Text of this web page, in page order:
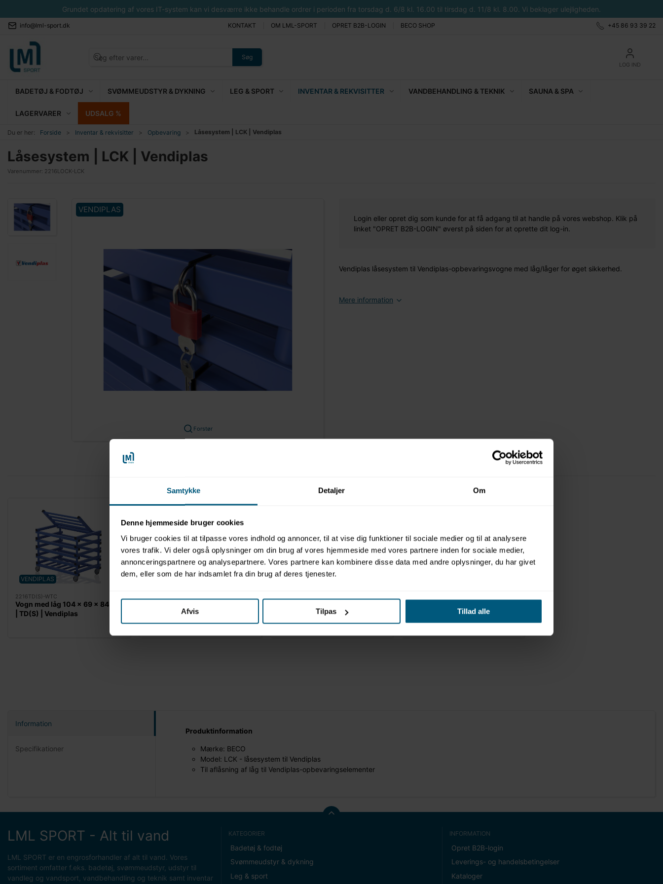
Samtykke Detaljer Om
Denne hjemmeside bruger cookies
Vi bruger cookies til at tilpasse vores indhold og annoncer, til at vise dig funktioner til sociale medier og til at analysere
vores trafik. Vi deler også oplysninger om din brug af vores hjemmeside med vores partnere inden for sociale medier,
annonceringspartnere og analysepartnere. Vores partnere kan kombinere disse data med andre oplysninger, du har givet
dem, eller som de har indsamlet fra din brug af deres tjenester.
Afvis Tilpas Tillad alle
Grundet opdatering af vores IT-system kan vi desværre ikke behandle ordrer i perioden fra torsdag d. 6/8 kl. 16.00 til tirsdag d. 11/8 kl. 8.00. Vi beklager ulejligheden.
info@lml-sport.dk KONTAKT OM LML-SPORT OPRET B2B-LOGIN BECO SHOP +45 86 93 39 22
Søg
LOG IND
BADETØJ & FODTØJ SVØMMEUDSTYR & DYKNING LEG & SPORT INVENTAR & REKVISITTER VANDBEHANDLING & TEKNIK SAUNA & SPA
LAGERVARER UDSALG %
Du er her: Forside Inventar & rekvisitter Opbevaring Låsesystem | LCK | Vendiplas
Låsesystem | LCK | Vendiplas
Varenummer: 2216LOCK-LCK
VENDIPLAS
Forstør
Login eller opret dig som kunde for at få adgang til at handle på vores webshop. Klik på
linket "OPRET B2B-LOGIN" øverst på siden for at oprette dit log-in.
Vendiplas låsesystem til Vendiplas-opbevaringsvogne med låg/låger for øget sikkerhed.
Mere information
VENDIPLAS
2216TD(S)-WTC
Vogn med låg 104 x 69 x 84 cm
| TD(S) | Vendiplas
VENDIPLAS BESTSELLER
| T(S) | Vendiplas
VENDIPLAS
| T(S)2000 | Vendiplas
190 x 70 x 84 cm |
T(S)2000DIV | Vendiplas
Information
Specifikationer
Produktinformation
Mærke: BECO
Model: LCK - låsesystem til Vendiplas
Til aflåsning af låg til Vendiplas-opbevaringselementer
LML SPORT - Alt til vand
LML SPORT er en engrosforhandler af alt til vand. Vores
sortiment omfatter f.eks. badetøj, svømmeudstyr, udstyr til
vandleg og vandsport, vandbehandling og teknik samt inventar
KATEGORIER
Badetøj & fodtøj
Svømmeudstyr & dykning
Leg & sport
INFORMATION
Opret B2B-login
Leverings- og handelsbetingelser
Kataloger